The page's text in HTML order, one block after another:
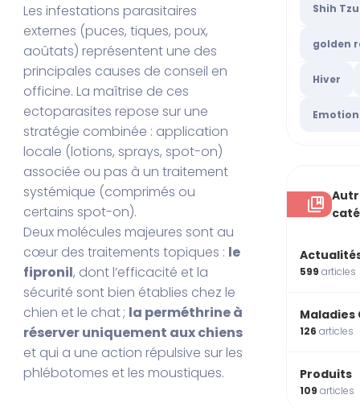
Les infestations parasitaires
externes (puces, tiques, poux,
aoûtats) représentent une des
principales causes de conseil en
officine. La maîtrise de ces
ectoparasites repose sur une
stratégie combinée : application
locale (lotions, sprays, spot-on)
associée ou pas à un traitement
systémique (comprimés ou
certains spot-on).
Deux molécules majeures sont au
cœur des traitements topiques : le
fipronil, dont l’efficacité et la
sécurité sont bien établies chez le
chien et le chat ; la perméthrine à
réserver uniquement aux chiens
et qui a une action répulsive sur les
phlébotomes et les moustiques.
Shih Tzu
golden
Hiver
Emotion
599articles
Maladies
126articles
Produits
109articles